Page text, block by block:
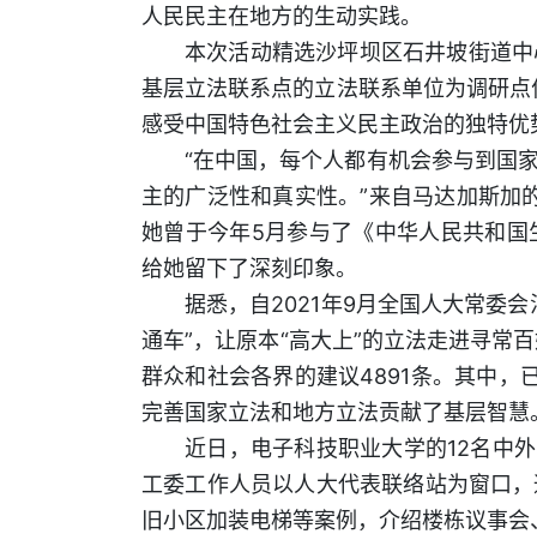
人民民主在地方的生动实践。
本次活动精选沙坪坝区石井坡街道
基层立法联系点的立法联系单位为调研
感受中国特色社会主义民主政治的独特
“在中国，每个人都有机会参与到国
主的广泛性和真实性。”来自马达加斯
她曾于今年5月参与了《中华人民共和
给她留下了深刻印象。
据悉，自2021年9月全国人大常委
通车”，让原本“高大上”的立法走进寻常
群众和社会各界的建议4891条。其中，
完善国家立法和地方立法贡献了基层智慧
近日，电子科技职业大学的12名中
工委工作人员以人大代表联络站为窗口
旧小区加装电梯等案例，介绍楼栋议事